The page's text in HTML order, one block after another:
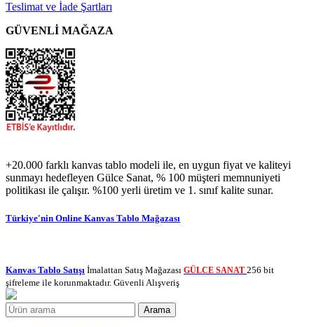
Teslimat ve İade Şartları
GÜVENLİ MAĞAZA
+20.000 farklı kanvas tablo modeli ile, en uygun fiyat ve kaliteyi
sunmayı hedefleyen Gülce Sanat, % 100 müşteri memnuniyeti
politikası ile çalışır. %100 yerli üretim ve 1. sınıf kalite sunar.
Türkiye'nin Online Kanvas Tablo Mağazası
Kanvas Tablo Satışı İmalattan Satış Mağazası GÜLCE SANAT 256 bit
şifreleme ile korunmaktadır. Güvenli Alışveriş
Arama